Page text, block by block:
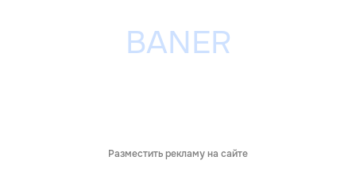
Разместить рекламу на сайте